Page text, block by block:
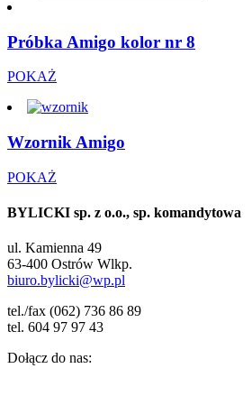
Próbka Amigo kolor nr 8
POKAŻ
Wzornik Amigo
POKAŻ
BYLICKI sp. z o.o., sp. komandytowa
ul. Kamienna 49
63-400 Ostrów Wlkp.
biuro.bylicki@wp.pl
tel./fax (062) 736 86 89
tel. 604 97 97 43
Dołącz do nas: